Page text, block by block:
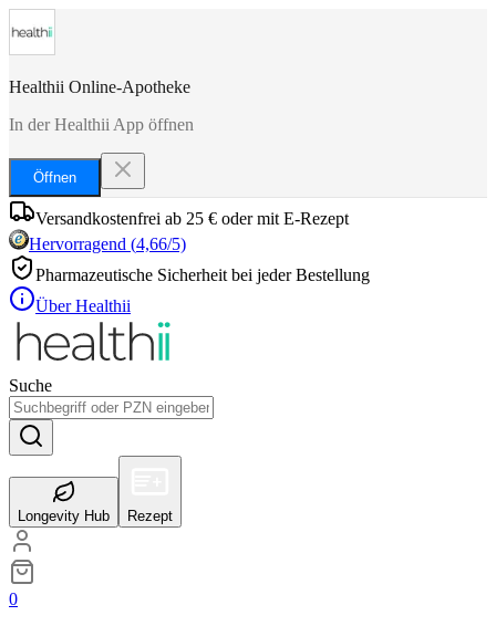
Healthii Online-Apotheke
In der Healthii App öffnen
Öffnen
Versandkostenfrei ab 25 € oder mit E-Rezept
Hervorragend (4,66/5)
Pharmazeutische Sicherheit bei jeder Bestellung
Über Healthii
Suche
Longevity Hub Rezept
0